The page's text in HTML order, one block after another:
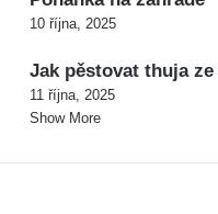
10 října, 2025
Jak pěstovat thuja
11 října, 2025
Show More